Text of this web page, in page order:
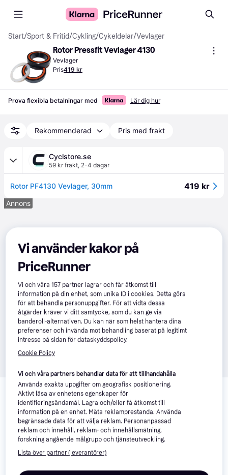
Start/Sport & Fritid/Cykling/Cykeldelar/Vevlager
Rotor Pressfit Vevlager 4130
Vevlager
Pris419 kr
Prova flexibla betalningar med Lär dig hur
Rekommenderad Pris med frakt
Cyclstore.se
59 kr frakt, 2-4 dagar
Rotor PF4130 Vevlager, 30mm 419 kr
Annons
Relaterade produkter
Vi har plockat fram ett urval av produkter som kanske skulle
intressera dig. Visa alla
Trendande
Vi använder kakor på
PriceRunner
Vi och våra157 partner lagrar och får åtkomst till
information på din enhet, som unika ID i cookies. Detta görs
för att behandla personuppgifter. För att vidta dessa
åtgärder kräver vi ditt samtycke, som du kan ge via
banderoll-alternativen. Du kan när som helst hantera dina
preferenser och invända mot behandling baserat på legitimt
intresse på sidan för dataskyddspolicy.
Cookie Policy
Vi och våra partners behandlar data för att tillhandahålla
Använda exakta uppgifter om geografisk positionering.
Aktivt läsa av enhetens egenskaper för
identifieringsändamål. Lagra och/eller få åtkomst till
information på en enhet. Mäta reklamprestanda. Använda
begränsade data för att välja reklam. Personanpassad
reklam och innehåll, reklam- och innehållsmätning,
forskning angående målgrupp och tjänsteutveckling.
Lista över partner (leverantörer)